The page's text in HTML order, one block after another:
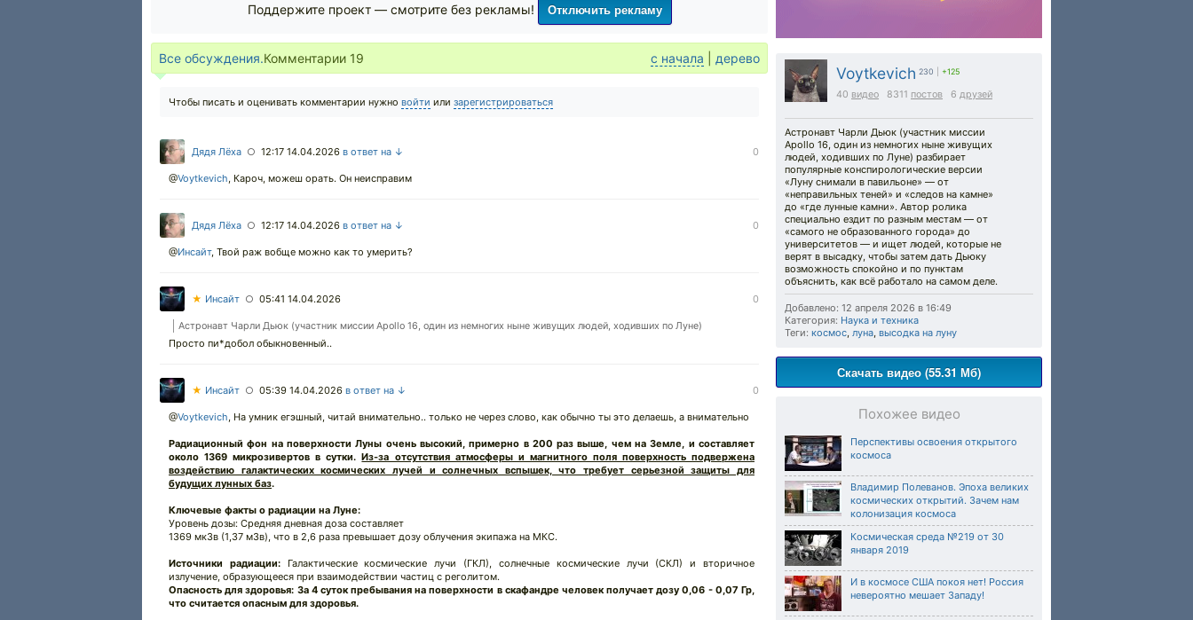
00:00
00:00
19:01
1x
1.75x
1.5x
1x
0.75x
0.5x
Масштаб:100%
-5%
Voytkevich 230 +125
40 видео 8311 постов 6 друзей
Астронавт Чарли Дьюк (участник миссии
Apollo 16, один из немногих ныне живущих
людей, ходивших по Луне) разбирает
популярные конспирологические версии
«Луну снимали в павильоне» — от
«неправильных теней» и «следов на камне»
до «где лунные камни». Автор ролика
специально ездит по разным местам — от
«самого не образованного города» до
университетов — и ищет людей, которые не
верят в высадку, чтобы затем дать Дьюку
возможность спокойно и по пунктам
объяснить, как всё работало на самом деле.
Добавлено: 12 апреля 2026 в 16:49
Категория: Наука и техника
Теги: космос, луна, высодка на луну
Скачать видео (55.31 Мб)
Похожее видео
Перспективы освоения открытого
космоса
Владимир Полеванов. Эпоха великих
космических открытий. Зачем нам
колонизация космоса
Космическая среда №219 от 30
января 2019
И в космосе США покоя нет! Россия
невероятно мешает Западу!
Поддержите проект — смотрите без рекламы! Отключить рекламу
Все обсуждения.Комментарии 19 с начала дерево
Чтобы писать и оценивать комментарии нужно войти или зарегистрироваться
Дядя Лёха ○ 12:17 14.04.2026 в ответ на ↓ 0
@Voytkevich, Кароч, можеш орать. Он неисправим
Дядя Лёха ○ 12:17 14.04.2026 в ответ на ↓ 0
@Инсайт, Твой раж вобще можно как то умерить?
★ Инсайт ○ 05:41 14.04.2026 0
Астронавт Чарли Дьюк (участник миссии Apollo 16, один из немногих ныне живущих людей, ходивших по Луне)
Просто пи*добол обыкновенный..
★ Инсайт ○ 05:39 14.04.2026 в ответ на ↓ 0
@Voytkevich, На умник егэшный, читай внимательно.. только не через слово, как обычно ты это делаешь, а внимательно
Радиационный фон на поверхности Луны очень высокий, примерно в 200 раз выше, чем на Земле, и составляет
около 1369 микрозивертов в сутки.Из-за отсутствия атмосферы и магнитного поля поверхность подвержена
воздействию галактических космических лучей и солнечных вспышек, что требует серьезной защиты для
будущих лунных баз.
Ключевые факты о радиации на Луне:
Уровень дозы: Средняя дневная доза составляет
1369 мкЗв (1,37 мЗв), что в 2,6 раза превышает дозу облучения экипажа на МКС.
Источники радиации:Галактические космические лучи (ГКЛ), солнечные космические лучи (СКЛ) и вторичное
излучение, образующееся при взаимодействии частиц с реголитом.
Опасность для здоровья: За 4 суток пребывания на поверхности в скафандре человек получает дозу 0,06 - 0,07 Гр,
что считается опасным для здоровья.